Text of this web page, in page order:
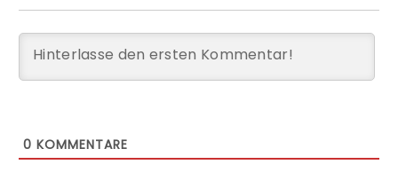
0 KOMMENTARE